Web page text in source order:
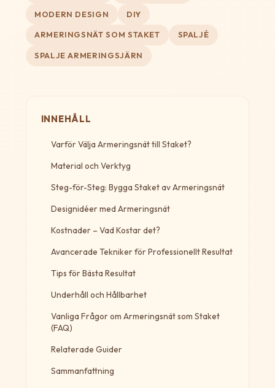
MODERN DESIGN DIY
ARMERINGSNÄT SOM STAKET SPALJÉ
SPALJE ARMERINGSJÄRN
INNEHÅLL
Varför Välja Armeringsnät till Staket?
Material och Verktyg
Steg-för-Steg: Bygga Staket av Armeringsnät
Designidéer med Armeringsnät
Kostnader – Vad Kostar det?
Avancerade Tekniker för Professionellt Resultat
Tips för Bästa Resultat
Underhåll och Hållbarhet
Vanliga Frågor om Armeringsnät som Staket
(FAQ)
Relaterade Guider
Sammanfattning